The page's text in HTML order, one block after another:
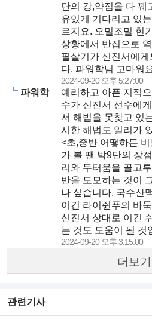
단의 강,약점을 다 꿰
유있게 기다리고 있
르지요. 오밀조밀 현
상황에서 반집으로
필살기가 신진서에게
다. 파워학님 고마워
2024-09-20 오후 5:27:00
파워학
예리하고 아픈 지적
수가 신진서 선수에
서 해법을 못찾고 있
시한 해법도 일리가
<초,중반 어떻하든
가 볼 땐 박9단의 장
리와 두터움을 골고
반을 도모하는 것이
나 싶습니다. 국수산
이긴 라이쥔푸의 바
신진서 상대로 이긴
는 것도 도움이 될 것
2024-09-20 오후 3:15:00
더보기
관련기사